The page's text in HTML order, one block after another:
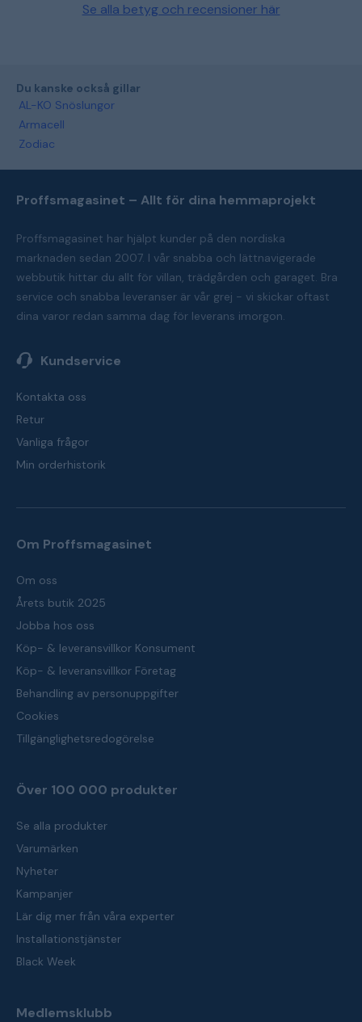
Se alla betyg och recensioner här
Du kanske också gillar
AL-KO Snöslungor
Armacell
Zodiac
Proffsmagasinet – Allt för dina hemmaprojekt
Proffsmagasinet har hjälpt kunder på den nordiska
marknaden sedan 2007. I vår snabba och lättnavigerade
webbutik hittar du allt för villan, trädgården och garaget. Bra
service och snabba leveranser är vår grej - vi skickar oftast
dina varor redan samma dag för leverans imorgon.
Kundservice
Kontakta oss
Retur
Vanliga frågor
Min orderhistorik
Om Proffsmagasinet
Om oss
Årets butik 2025
Jobba hos oss
Köp- & leveransvillkor Konsument
Köp- & leveransvillkor Företag
Behandling av personuppgifter
Cookies
Tillgänglighetsredogörelse
Över 100 000 produkter
Se alla produkter
Varumärken
Nyheter
Kampanjer
Lär dig mer från våra experter
Installationstjänster
Black Week
Medlemsklubb